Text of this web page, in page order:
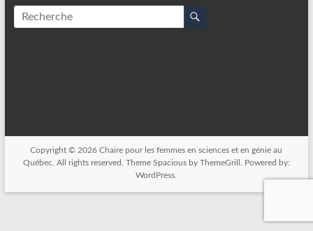
Copyright © 2026Chaire pour les femmes en sciences et en génie au
Québec . All rights reserved. Theme Spaciousby ThemeGrill. Powered by:
WordPress